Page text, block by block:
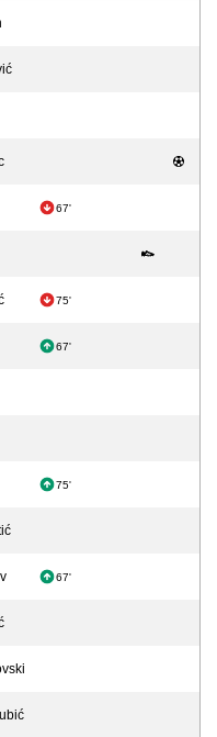
67'
75'
67'
75'
67'